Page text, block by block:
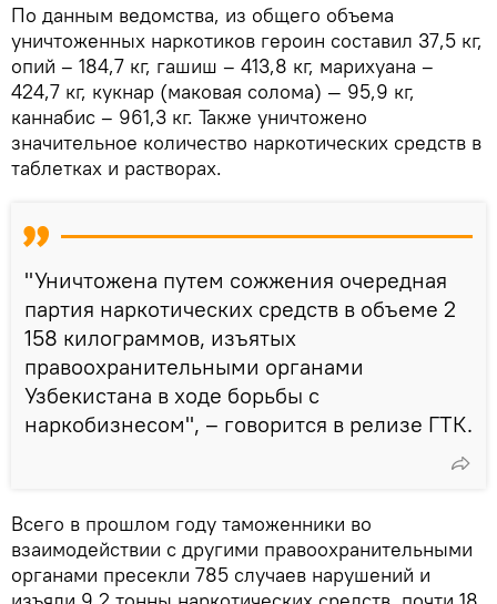
По данным ведомства, из общего объема
уничтоженных наркотиков героин составил 37,5 кг,
опий – 184,7 кг, гашиш – 413,8 кг, марихуана –
424,7 кг, кукнар (маковая солома) — 95,9 кг,
каннабис – 961,3 кг. Также уничтожено
значительное количество наркотических средств в
таблетках и растворах.
"Уничтожена путем сожжения очередная
партия наркотических средств в объеме 2
158 килограммов, изъятых
правоохранительными органами
Узбекистана в ходе борьбы с
наркобизнесом", – говорится в релизе ГТК.
Всего в прошлом году таможенники во
взаимодействии с другими правоохранительными
органами пресекли 785 случаев нарушений и